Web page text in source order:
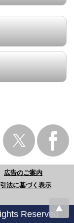
広告のご案内
法に基づく表示
Reserved